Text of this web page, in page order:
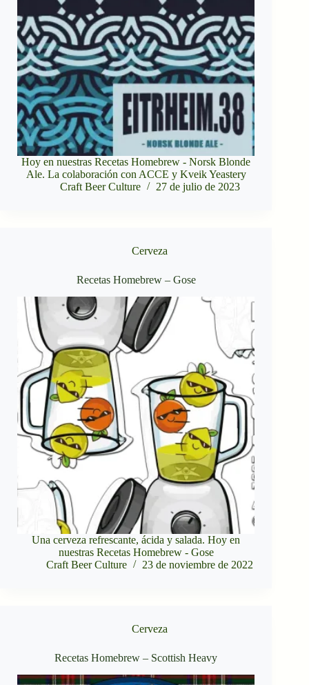
Hoy en nuestras Recetas Homebrew - Norsk Blonde
Ale. La colaboración con ACCE y Kveik Yeastery
Craft Beer Culture
27 de julio de 2023
Cerveza
Recetas Homebrew – Gose
Una cerveza refrescante, ácida y salada. Hoy en
nuestras Recetas Homebrew - Gose
Craft Beer Culture
23 de noviembre de 2022
Cerveza
Recetas Homebrew – Scottish Heavy